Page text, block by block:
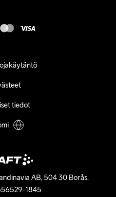
AB, 504 30 Borås.
1845
tiedot